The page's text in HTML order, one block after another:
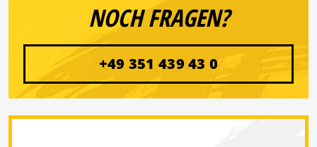
NOCH FRAGEN?
+49 351 439 43 0